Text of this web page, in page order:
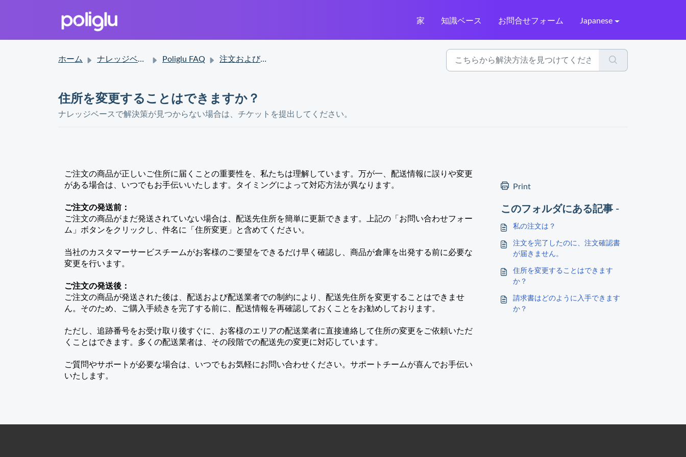
家 知識ベース お問合せフォーム Japanese
ホーム ナレッジベース Poliglu FAQ 注文および配送状況に関して
住所を変更することはできますか？
ナレッジベースで解決策が見つからない場合は、チケットを提出してください。
ご注文の商品が正しいご住所に届くことの重要性を、私たちは理解しています。万が一、配送情報に誤りや変更
がある場合は、いつでもお手伝いいたします。タイミングによって対応方法が異なります。
ご注文の発送前：
ご注文の商品がまだ発送されていない場合は、配送先住所を簡単に更新できます。上記の「お問い合わせフォー
ム」ボタンをクリックし、件名に「住所変更」と含めてください。
当社のカスタマーサービスチームがお客様のご要望をできるだけ早く確認し、商品が倉庫を出発する前に必要な
変更を行います。
ご注文の発送後：
ご注文の商品が発送された後は、配送および配送業者での制約により、配送先住所を変更することはできませ
ん。そのため、ご購入手続きを完了する前に、配送情報を再確認しておくことをお勧めしております。
ただし、追跡番号をお受け取り後すぐに、お客様のエリアの配送業者に直接連絡して住所の変更をご依頼いただ
くことはできます。多くの配送業者は、その段階での配送先の変更に対応しています。
ご質問やサポートが必要な場合は、いつでもお気軽にお問い合わせください。サポートチームが喜んでお手伝い
いたします。
Print
このフォルダにある記事 -
私の注文は？
注文を完了したのに、注文確認書
が届きません。
住所を変更することはできます
か？
請求書はどのように入手できます
か？